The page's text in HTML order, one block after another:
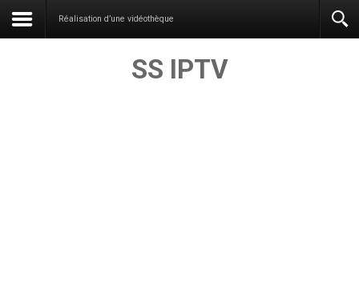
Réalisation d’une vidéothèque
SS IPTV